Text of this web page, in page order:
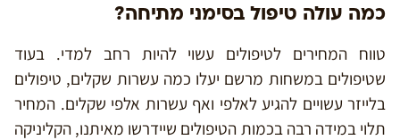
כמה עולה טיפול בסימני מתיחה?
טווח המחירים לטיפולים עשוי להיות רחב למדי. בעוד
שטיפולים במשחות מרשם יעלו כמה עשרות שקלים, טיפולים
בלייזר עשויים להגיע לאלפי ואף עשרות אלפי שקלים. המחיר
תלוי במידה רבה בכמות הטיפולים שיידרשו מאיתנו, הקליניקה